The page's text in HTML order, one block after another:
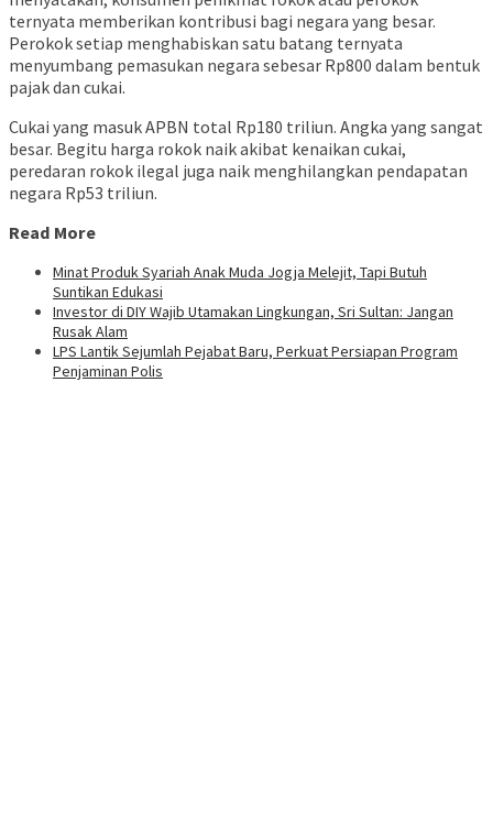
ternyata memberikan kontribusi bagi negara yang besar.
Perokok setiap menghabiskan satu batang ternyata
menyumbang pemasukan negara sebesar Rp800 dalam bentuk
pajak dan cukai.
Cukai yang masuk APBN total Rp180 triliun. Angka yang sangat
besar. Begitu harga rokok naik akibat kenaikan cukai,
peredaran rokok ilegal juga naik menghilangkan pendapatan
negara Rp53 triliun.
Read More
Minat Produk Syariah Anak Muda Jogja Melejit, Tapi Butuh
Suntikan Edukasi
Investor di DIY Wajib Utamakan Lingkungan, Sri Sultan: Jangan
Rusak Alam
LPS Lantik Sejumlah Pejabat Baru, Perkuat Persiapan Program
Penjaminan Polis